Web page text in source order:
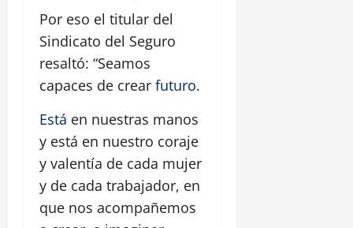
Por eso el titular del
Sindicato del Seguro
resaltó: “Seamos
capaces de crear futuro.
Está en nuestras manos
y está en nuestro coraje
y valentía de cada mujer
y de cada trabajador, en
que nos acompañemos